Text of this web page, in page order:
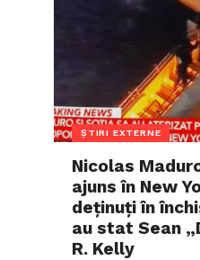
ȘTIRI EXTERNE
Nicolas
ajuns în New
deținuți în
au stat Sean
R. Kelly